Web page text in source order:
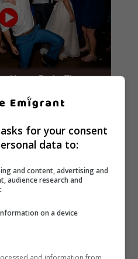
for your consent
data to:
and content, advertising and
audience research and
on a device